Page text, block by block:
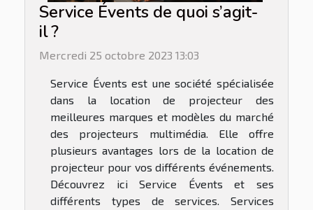
Service Évents de quoi s’agit-
il ?
Mercredi 25 octobre 2023 13:03
Service Évents est une société spécialisée
dans la location de projecteur des
meilleures marques et modèles du marché
des projecteurs multimédia. Elle offre
plusieurs avantages lors de la location de
projecteur pour vos différents événements.
Découvrez ici Service Évents et ses
différents types de services. Services